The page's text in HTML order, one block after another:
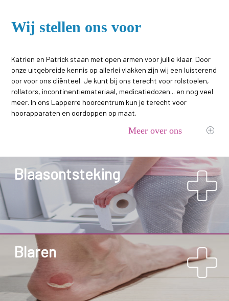
Wij stellen ons voor
Katrien en Patrick staan met open armen voor jullie klaar. Door
onze uitgebreide kennis op allerlei vlakken zijn wij een luisterend
oor voor ons cliënteel. Je kunt bij ons terecht voor rolstoelen,
rollators, incontinentiemateriaal, medicatiedozen... en nog veel
meer. In ons Lapperre hoorcentrum kun je terecht voor
hoorapparaten en oordoppen op maat.
Meer over ons
Blaasontsteking
Blaren